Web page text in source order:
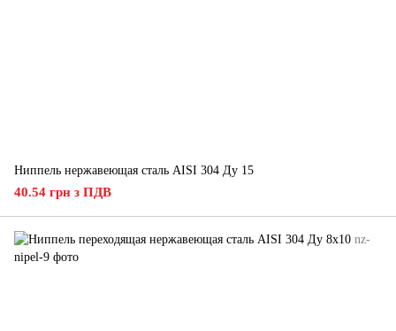
Ниппель нержавеющая сталь AISI 304 Ду 15
40.54 грн з ПДВ